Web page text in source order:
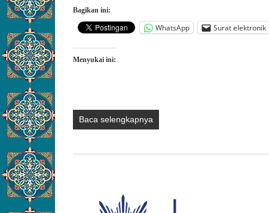
Bagikan ini:
WhatsApp Surat elektronik
Menyukai ini:
Baca selengkapnya